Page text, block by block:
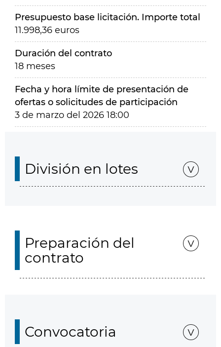
Presupuesto base licitación. Importe total
11.998,36 euros
Duración del contrato
18 meses
Fecha y hora límite de presentación de
ofertas o solicitudes de participación
3 de marzo del 2026 18:00
División en lotes
Preparación del
contrato
Convocatoria